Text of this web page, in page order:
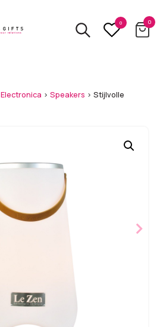
0 0
Electronica > Speakers > Stijlvolle